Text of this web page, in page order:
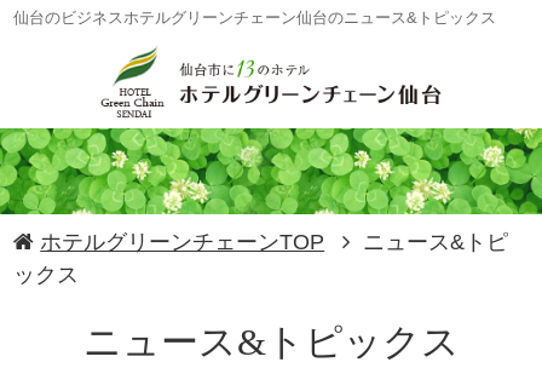
仙台のビジネスホテルグリーンチェーン仙台のニュース&トピックス
ホテルグリーンチェーンTOP
ニュース&トピ
ックス
ニュース&トピックス